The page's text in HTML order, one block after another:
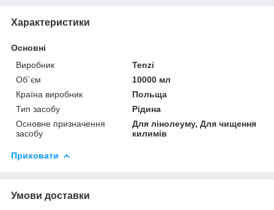
Характеристики
Основні
Виробник
Tenzi
Об`єм
10000 мл
Країна виробник
Польща
Тип засобу
Рідина
Основне призначення
засобу
Для лінолеуму, Для чищення
килимів
Приховати
Умови доставки